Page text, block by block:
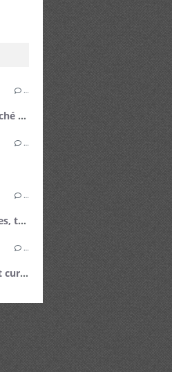
…
Conchiglioni et effiloché de plat de côte de boeuf
…
…
Risotto aux courgettes, tomates cerises et basilic
…
Tarte aux poireaux et curry